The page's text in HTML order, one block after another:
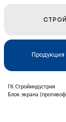
Продукция
ГК Стройиндустрия
Блок экрана